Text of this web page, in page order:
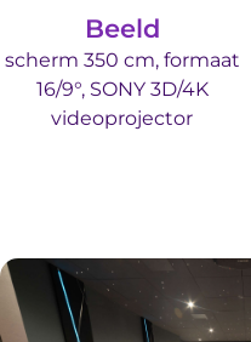
Beeld
scherm 350 cm, formaat
16/9°, SONY 3D/4K
videoprojector